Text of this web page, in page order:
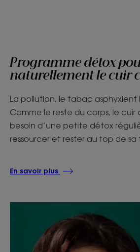
Programme détox
naturellement le cuir
La pollution, le tabac asphyxient
Comme le reste du corps, le cuir
besoin d’une petite détox
ressourcer et rester au top de sa
En savoir plus